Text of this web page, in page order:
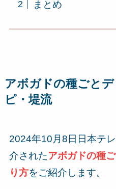
まとめ
アボガドの種ごと
ピ・堤流
2024年10月8日日本テ
介されたアボガドの種
り方をご紹介します。